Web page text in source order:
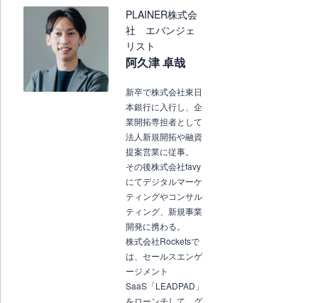
PLAINER株式会
社 エバンジェ
リスト
阿久津 卓哉
新卒で株式会社東日
本銀行に入行し、企
業開拓専担者として
法人新規開拓や融資
提案営業に従事。
その後株式会社favy
にてデジタルマーケ
ティングやコンサル
ティング、新規事業
開発に携わる。
株式会社Rocketsで
は、セールスエンゲ
ージメント
SaaS「LEADPAD」
をローンチして、グ